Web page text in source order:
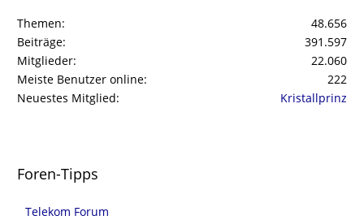
Themen
48.656
Beiträge
391.597
Mitglieder
22.060
Meiste Benutzer online
222
Neuestes Mitglied
Kristallprinz
Foren-Tipps
Telekom Forum